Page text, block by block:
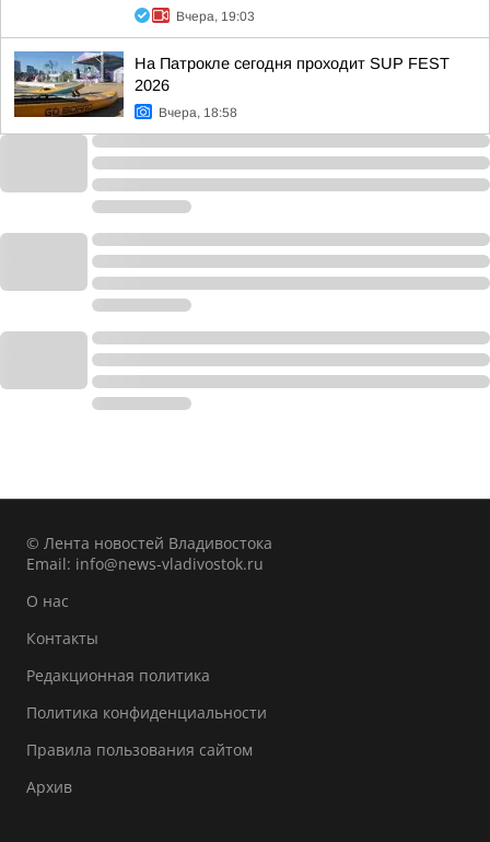
Вчера, 19:03
На Патрокле сегодня проходит SUP FEST
2026
Вчера, 18:58
© Лента новостей Владивостока
Email: info@news-vladivostok.ru
О нас
Контакты
Редакционная политика
Политика конфиденциальности
Правила пользования сайтом
Архив